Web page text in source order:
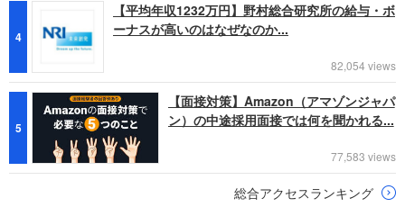
4
【平均年収1232万円】野村総合研究所の給与・ボ
ーナスが高いのはなぜなのか...
82,054 views
5
【面接対策】Amazon（アマゾンジャパ
ン）の中途採用面接では何を聞かれる...
77,583 views
総合アクセスランキング